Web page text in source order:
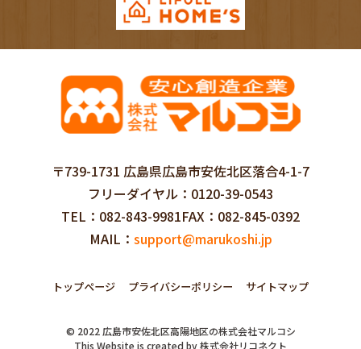
〒739-1731 広島県広島市安佐北区落合4-1-7
フリーダイヤル
0120-39-0543
TEL
082-843-9981FAX
082-845-0392
MAIL
support@marukoshi.jp
トップページ プライバシーポリシー サイトマップ
© 2022 広島市安佐北区高陽地区の株式会社マルコシ
This Website is created by株式会社リコネクト